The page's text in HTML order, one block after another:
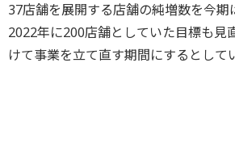
37店舗を展開する店舗の純増数を今期
2022年に200店舗としていた目標も見
けて事業を立て直す期間にするとして